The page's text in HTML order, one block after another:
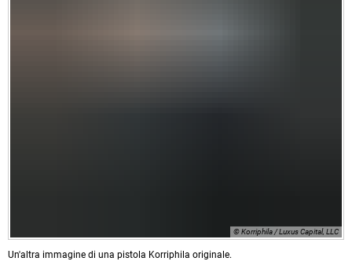
© Korriphila / Luxus Capital, LLC
Un'altra immagine di una pistola Korriphila originale.